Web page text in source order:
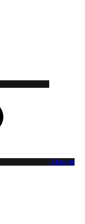
Liste de